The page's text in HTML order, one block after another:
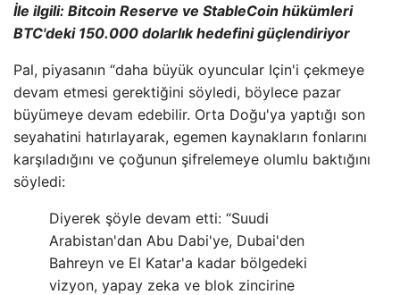
İle ilgili: Bitcoin Reserve ve StableCoin hükümleri
BTC'deki 150.000 dolarlık hedefini güçlendiriyor
Pal, piyasanın “daha büyük oyuncular Için'i çekmeye
devam etmesi gerektiğini söyledi, böylece pazar
büyümeye devam edebilir. Orta Doğu'ya yaptığı son
seyahatini hatırlayarak, egemen kaynakların fonlarını
karşıladığını ve çoğunun şifrelemeye olumlu baktığını
söyledi:
Diyerek şöyle devam etti: “Suudi
Arabistan'dan Abu Dabi'ye, Dubai'den
Bahreyn ve El Katar'a kadar bölgedeki
vizyon, yapay zeka ve blok zincirine